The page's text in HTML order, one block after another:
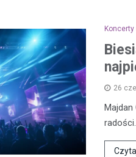
26